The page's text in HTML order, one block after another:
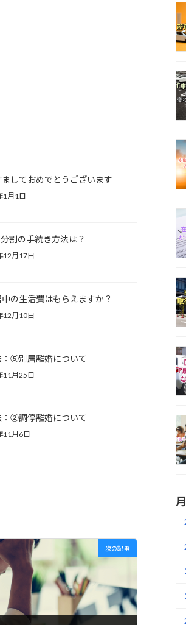
しておめでとうございます
1月1日
割の手続き方法は？
12月17日
中の生活費はもらえますか？
12月10日
：⑤別居離婚について
11月25日
：②調停離婚について
11月6日
次の記事